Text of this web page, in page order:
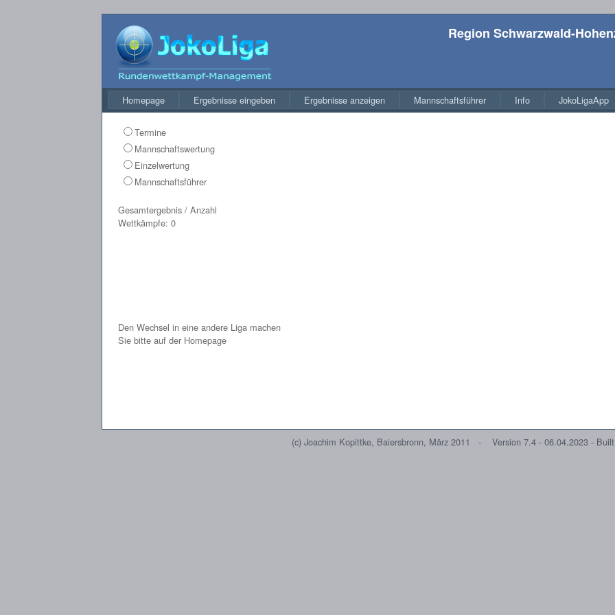
Region Schwarzwald-
Homepage Ergebnisse eingeben Ergebnisse anzeigen Mannschaftsführer Info JokoLigaApp
Termine
Mannschaftswertung
Einzelwertung
Mannschaftsführer
Gesamtergebnis / Anzahl
Wettkämpfe: 0
Den Wechsel in eine andere Liga machen
Sie bitte auf der Homepage
(c) Joachim Kopittke, Baiersbronn, März 2011 - Version 7.4 - 06.04.2023 -